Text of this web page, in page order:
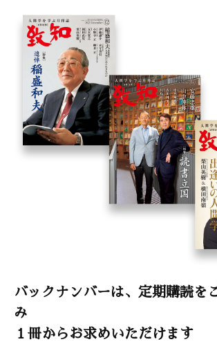
バックナンバーは、定期購読を
み
１冊からお求めいただけます